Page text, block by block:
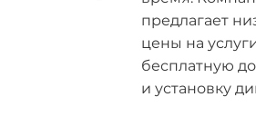
предлагает
цены на
бесплатную
и установку